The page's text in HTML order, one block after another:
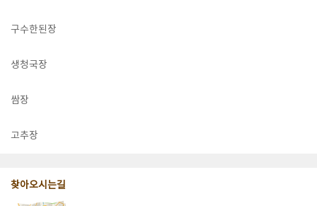
구수한된장
생청국장
쌈장
고추장
찾아오시는길